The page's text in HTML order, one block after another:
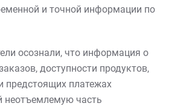
и точной информации по
осознали, что информация о
доступности продуктов,
предстоящих платежах
неотъемлемую часть